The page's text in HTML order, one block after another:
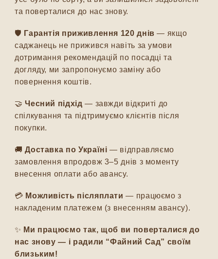
та поверталися до нас знову.
🛡️ Гарантія приживлення 120 днів — якщо
саджанець не прижився навіть за умови
дотримання рекомендацій по посадці та
догляду, ми запропонуємо заміну або
повернення коштів.
🤝Чесний підхід — завжди відкриті до
спілкування та підтримуємо клієнтів після
покупки.
🚚Доставка по Україні — відправляємо
замовлення впродовж 3–5 днів з моменту
внесення оплати або авансу.
💳 Можливість післяплати — працюємо з
накладеним платежем (з внесенням авансу).
✨ Ми працюємо так, щоб ви поверталися до
нас знову — і радили “Файний Сад” своїм
близьким!